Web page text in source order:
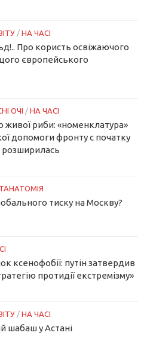
/ НА ЧАСІ
Про користь освіжаючого
європейського
ОЧІ / НА ЧАСІ
живої риби: «номенклатура»
допомоги фронту с початку
розширилась
тиску на Москву?
ксенофобії: путін затвердив
протидії екстремізму»
/ НА ЧАСІ
шабаш у Астані